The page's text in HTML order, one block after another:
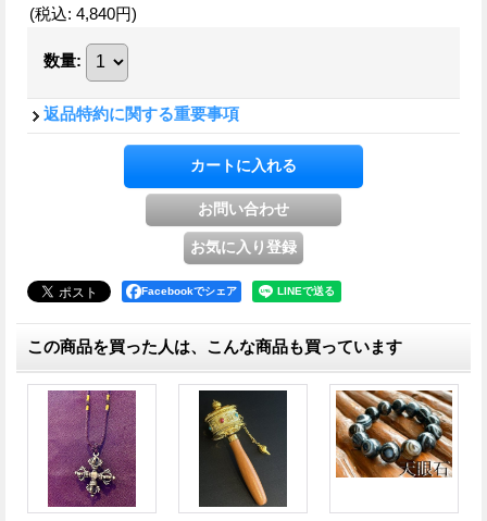
(税込: 4,840円)
数量:
返品特約に関する重要事項
Facebookでシェア
この商品を買った人は、こんな商品も買っています